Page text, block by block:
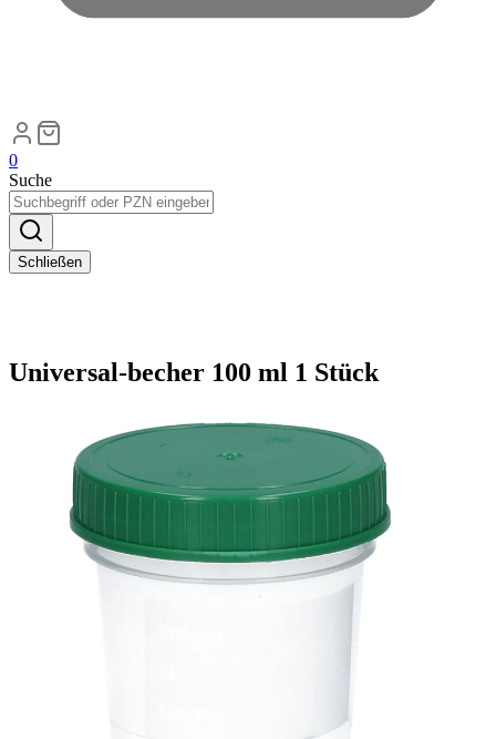
0
Suche
Schließen
Universal-becher 100 ml 1 Stück